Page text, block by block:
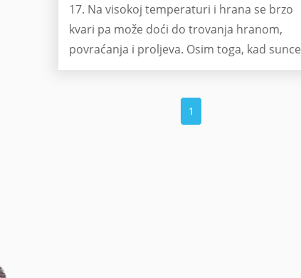
17. Na visokoj temperaturi i hrana se brzo
kvari pa može doći do trovanja hranom,
povraćanja i proljeva. Osim toga, kad sunce
zađe, napadaju komarci čiji ubodi mogu
1